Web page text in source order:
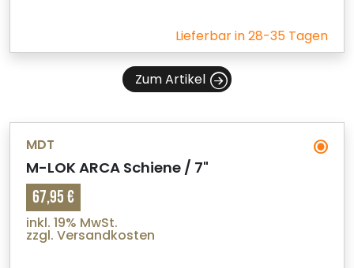
Lieferbar in 28-35 Tagen
Zum Artikel
MDT
M-LOK ARCA Schiene / 7"
67,95 €
inkl. 19% MwSt.
zzgl. Versandkosten